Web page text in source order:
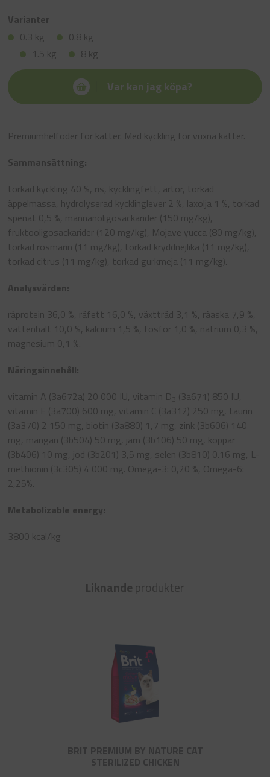
Varianter
0.3 kg
0.8 kg
1.5 kg
8 kg
Var kan jag köpa?
Premiumhelfoder för katter. Med kyckling för vuxna katter.
Sammansättning:
torkad kyckling 40 %, ris, kycklingfett, ärtor, torkad
äppelmassa, hydrolyserad kycklinglever 2 %, laxolja 1 %, torkad
spenat 0,5 %, mannanoligosackarider (150 mg/kg),
fruktooligosackarider (120 mg/kg), Mojave yucca (80 mg/kg),
torkad rosmarin (11 mg/kg), torkad kryddnejlika (11 mg/kg),
torkad citrus (11 mg/kg), torkad gurkmeja (11 mg/kg).
Analysvärden:
råprotein 36,0 %, råfett 16,0 %, växttråd 3,1 %, råaska 7,9 %,
vattenhalt 10,0 %, kalcium 1,5 %, fosfor 1,0 %, natrium 0,3 %,
magnesium 0,1 %.
Näringsinnehåll:
vitamin A (3a672a) 20 000 IU, vitamin D 3 (3a671) 850 IU,
vitamin E (3a700) 600 mg, vitamin C (3a312) 250 mg, taurin
(3a370) 2 150 mg, biotin (3a880) 1,7 mg, zink (3b606) 140
mg, mangan (3b504) 50 mg, järn (3b106) 50 mg, koppar
(3b406) 10 mg, jod (3b201) 3,5 mg, selen (3b810) 0.16 mg, L-
methionin (3c305) 4 000 mg. Omega-3: 0,20 %, Omega-6:
2,25%.
Metabolizable energy:
3800 kcal/kg
Liknandeprodukter
BRIT PREMIUM BY NATURE CAT
STERILIZED CHICKEN